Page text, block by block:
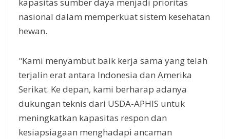
kapasitas sumber daya menjadi prioritas
nasional dalam memperkuat sistem kesehatan
hewan.
"Kami menyambut baik kerja sama yang telah
terjalin erat antara Indonesia dan Amerika
Serikat. Ke depan, kami berharap adanya
dukungan teknis dari USDA-APHIS untuk
meningkatkan kapasitas respon dan
kesiapsiagaan menghadapi ancaman